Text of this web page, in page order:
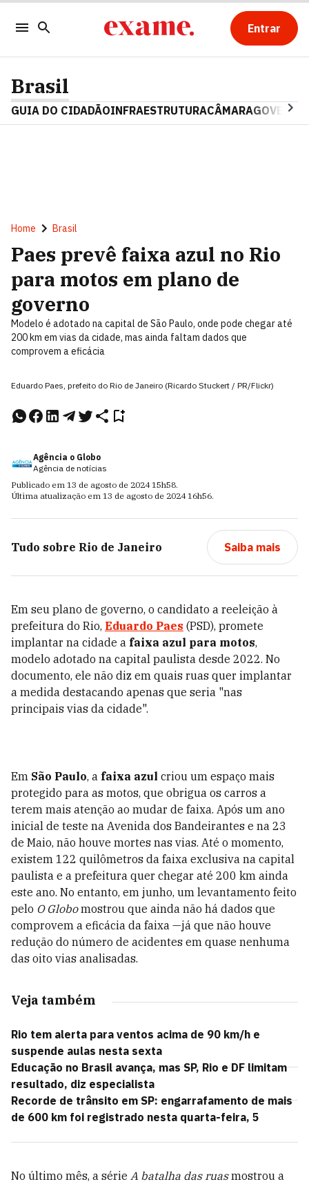
Entrar
Brasil
GUIA DO CIDADÃOINFRAESTRUTURACÂMARAGOVERNO
Home Brasil
Paes prevê faixa azul no Rio
para motos em plano de
governo
Modelo é adotado na capital de São Paulo, onde pode chegar até
200 km em vias da cidade, mas ainda faltam dados que
comprovem a eficácia
Eduardo Paes, prefeito do Rio de Janeiro (Ricardo Stuckert / PR/Flickr)
Agência o Globo
Agência de notícias
Publicado em 13 de agosto de 2024 15h58.
Última atualização em 13 de agosto de 2024 16h56.
Tudo sobre Rio de Janeiro Saiba mais
Em seu plano de governo, o candidato a reeleição à
prefeitura do Rio, Eduardo Paes (PSD), promete
implantar na cidade a faixa azul para motos,
modelo adotado na capital paulista desde 2022. No
documento, ele não diz em quais ruas quer implantar
a medida destacando apenas que seria "nas
principais vias da cidade".
Em São Paulo, a faixa azul criou um espaço mais
protegido para as motos, que obrigua os carros a
terem mais atenção ao mudar de faixa. Após um ano
inicial de teste na Avenida dos Bandeirantes e na 23
de Maio, não houve mortes nas vias. Até o momento,
existem 122 quilômetros da faixa exclusiva na capital
paulista e a prefeitura quer chegar até 200 km ainda
este ano. No entanto, em junho, um levantamento feito
pelo O Globomostrou que ainda não há dados que
comprovem a eficácia da faixa —já que não houve
redução do número de acidentes em quase nenhuma
das oito vias analisadas.
Veja também
Rio tem alerta para ventos acima de 90 km/h e
suspende aulas nesta sexta
Educação no Brasil avança, mas SP, Rio e DF limitam
resultado, diz especialista
Recorde de trânsito em SP: engarrafamento de mais
de 600 km foi registrado nesta quarta-feira, 5
No último mês, a série A batalha das ruasmostrou a